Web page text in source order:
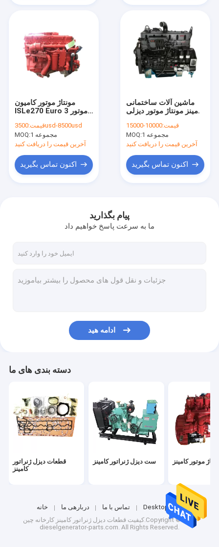
انژکتورهای سوخت دیزل کامینز
سر سیلندر کامینز دیزل
بلوک سیلندر کامینز
پیستون موتور کامینز
میل بادامک موتور کامینز
میل لنگ کامینز
پمپ روغن کامینز
لاستیک ماشین کامیون
مونتاژ موتور کامیون
ISLe270 Euro 3 موتور
قیمت:3500usd-8500usd
MOQ:
1 مجموعه
آخرین قیمت را دریافت کنید
اکنون تماس بگیرید
ماشین آلات ساختمانی
کامینز مونتاژ موتور دیزلی
2000RPM قیمت:10000-15000
MOQ:
1 مجموعه
آخرین قیمت را دریافت کنید
اکنون تماس بگیرید
پیام بگذارید
ما به سرعت پاسخ خواهیم داد
ادامه هید
دسته بندی های ما
قطعات دیزل ژنراتور
کامینز
ست دیزل ژنراتور کامینز موتور کامینز
خانه دربارهی ما تماس با ما
Desktop Site
کیفیت قطعات دیزل ژنراتور کامینز کارخانه چین.Copyright © 2024
dieselgenerator-parts.com. All Rights Reserved.